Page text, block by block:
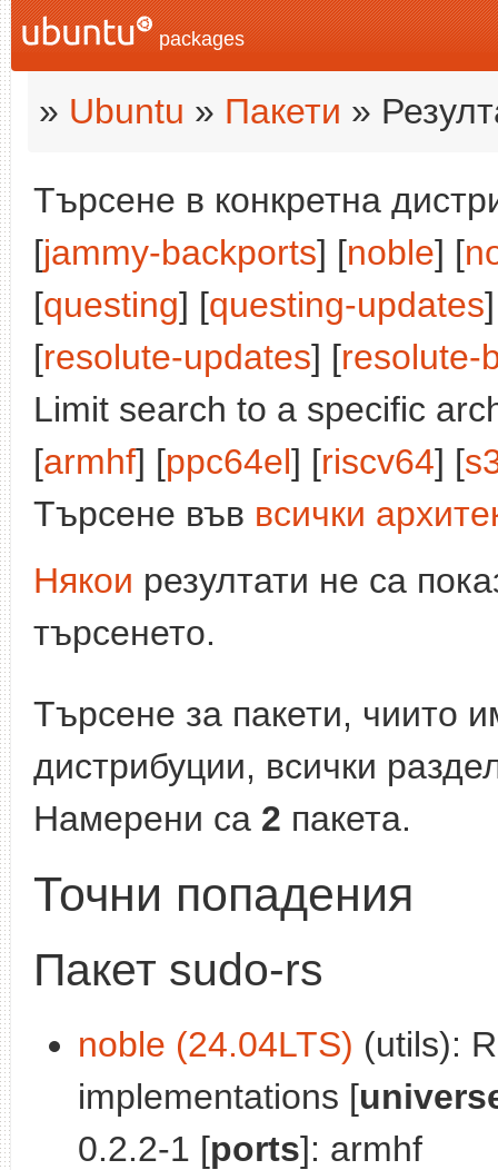
packages
» Ubuntu » Пакети »
Търсене в конкретна
[jammy-backports] [noble] [
[questing] [questing-updates
[resolute-updates] [resolute-
Limit search to a specific
[armhf] [ppc64el] [riscv64] [
Търсене във всички
Някои резултати не са
търсенето.
Търсене за пакети, чиито
дистрибуции, всички
Намерени са 2 пакета.
Точни попадения
Пакет sudo-rs
noble (24.04LTS) (utils):
implementations [
0.2.2-1 [ports]: armhf